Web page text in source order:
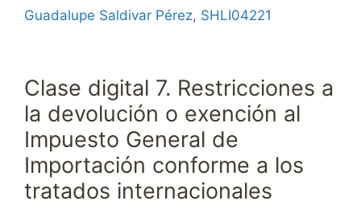
Guadalupe Saldivar Pérez, SHLI04221
Clase digital 7. Restricciones a
la devolución o exención al
Impuesto General de
Importación conforme a los
tratados internacionales